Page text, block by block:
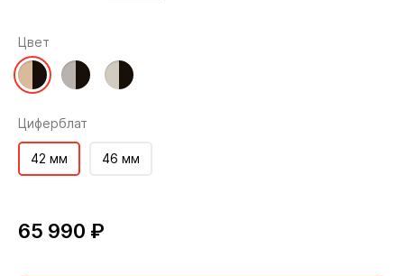
Цвет
Циферблат
42 мм 46 мм
65 990 ₽